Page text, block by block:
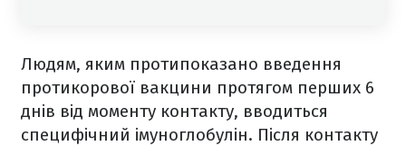
Людям, яким протипоказано введення
протикорової вакцини протягом перших 6
днів від моменту контакту, вводиться
специфічний імуноглобулін. Після контакту